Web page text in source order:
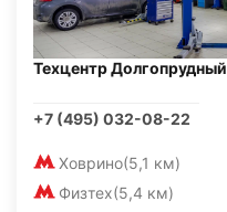
Техцентр Долгопрудный
+7 (495) 032-08-22
Ховрино(5,1 км)
Физтех(5,4 км)